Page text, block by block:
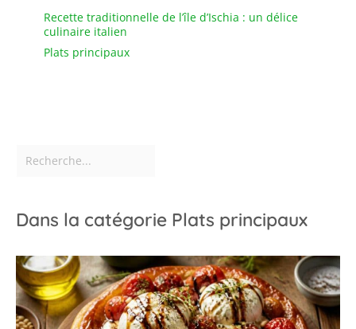
Recette traditionnelle de l’île d’Ischia : un délice
culinaire italien
Plats principaux
Dans la catégorie Plats principaux